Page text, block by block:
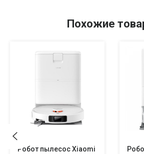
Похожие
Робот пылесос Xiaomi